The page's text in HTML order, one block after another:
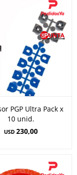
PGP Ultra Pack x
10 unid.
USD 230,00